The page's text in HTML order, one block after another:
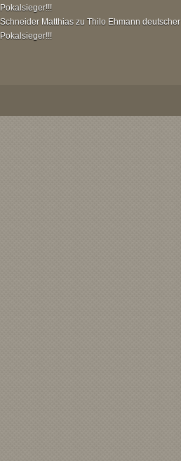
Pokalsieger!!!
Schneider Matthias zu Thilo Ehmann deutscher
Pokalsieger!!!